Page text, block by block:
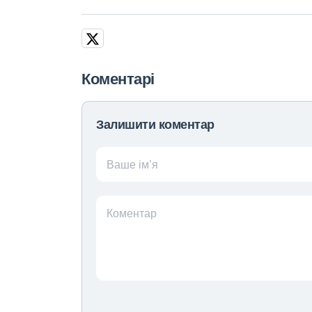
Коментарі
Залишити коментар
Ваше ім’я
Коментар